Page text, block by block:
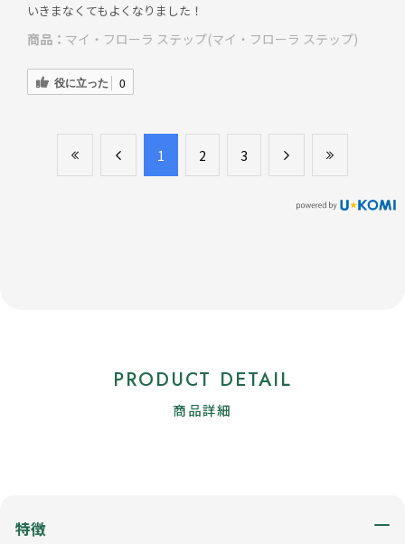
いきまなくてもよくなりました！
商品： マイ・フローラ ステップ(マイ・フローラ ステップ)
役に立った 0
​1 ​2 ​3
PRODUCT DETAIL
商品詳細
特徴